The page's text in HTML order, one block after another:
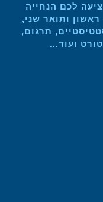
לכם הנחייה
ותואר שני,
תרגום,
ועוד…